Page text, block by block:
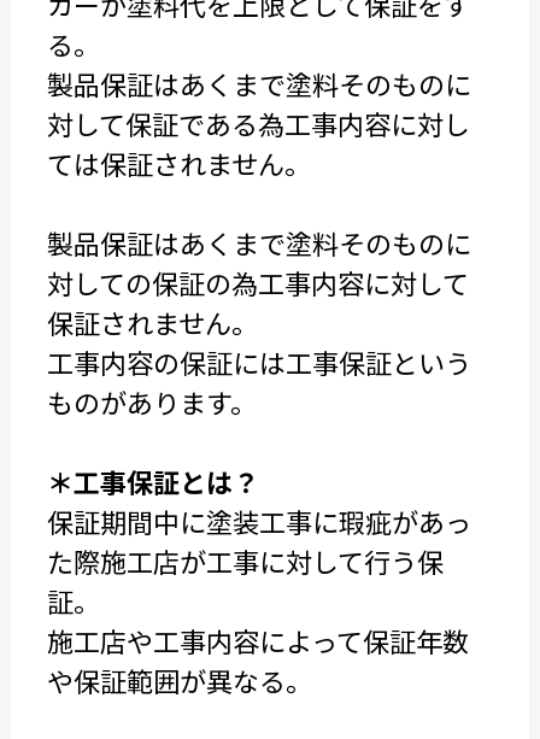
る。
製品保証はあくまで塗料そのものに
対して保証である為工事内容に対し
ては保証されません。
製品保証はあくまで塗料そのものに
対しての保証の為工事内容に対して
保証されません。
工事内容の保証には工事保証という
ものがあります。
＊工事保証とは？
保証期間中に塗装工事に瑕疵があっ
た際施工店が工事に対して行う保
証。
施工店や工事内容によって保証年数
や保証範囲が異なる。